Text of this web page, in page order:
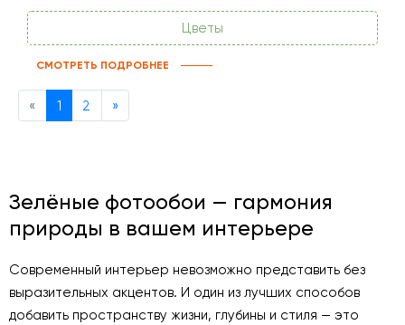
Цветы
СМОТРЕТЬ ПОДРОБНЕЕ
« Previous
1 2 »Next
Зелёные фотообои — гармония
природы в вашем интерьере
Современный интерьер невозможно представить без
выразительных акцентов. И один из лучших способов
добавить пространству жизни, глубины и стиля — это